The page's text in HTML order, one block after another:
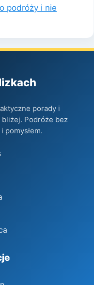
podróży i nie
porady i
Podróże bez
pomysłem.